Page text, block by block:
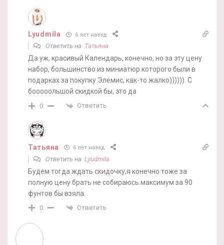
Lyudmila 6 лет назад
Ответить на Татьяна
Да уж, красивый Календарь, конечно, но за эту цену
набор, большинство из миниатюр которого были в
подарках за покупку Элемис, как-то жалко)))))). С
бооооольшой скидкой бы, это да
0 Ответить
Татьяна 6 лет назад
Ответить на Lyudmila
Будем тогда ждать скидочку,я конечно тоже за
полную цену брать не собираюсь.максимум за 90
фунтов бы взяла.
0 Ответить